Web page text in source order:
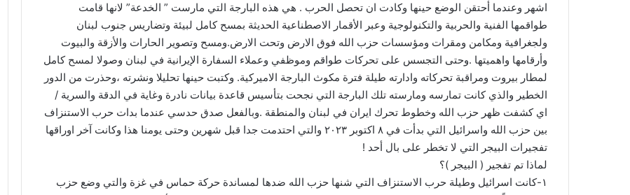
اشهر وعندما أحتقن الوضع حينها وكادت ان تحصل الحرب . هي هذه البارجة التي مارست ” الخدعة” لانها قامت
طواقمها الفنية والحربية والتكنولوجية وعبر الأقمار الاصطناعية الحديثة بمسح كامل لبيئة وتضاريس جنوب لبنان
ولجغرافية ومكامن ومقرات ومؤسسات حزب الله فوق الارض وتحت الارض.ومسح وتصوير الحارات والأزقة والبيوت
وأرقامها واهميتها .وحتى التجسس على تحركات طواقم وموظفي وعملاء السفارة الإيرانية في لبنان وصولا لمسح كامل
لمطار بيروت ومراقبة تحركاته وادارته طيلة فترة مكوث البارجة الاميركية. وكتبت حينها تحليلا ونشرته ،وحذرت من الدور
الخطير والذي كانت تمارسه ومارسته تلك البارجة التي نجحت بتأسيس قاعدة بيانات نادرة وغاية في الدقة والسرية /
اي كشفت ظهر حزب الله وخطوط تحرك ايران في لبنان والمنطقة .وبالفعل صدق حدسي عندما بدات حرب الاستنزاف
بين حزب الله واسرائيل التي بدأت في ٨ اكتوبر ٢٠٢٣ والتي احتدمت جدا قبل شهرين وحتى يومنا هذا وكانت آخر اوراقها
تفجيرات البيجر التي لا تخطر على بال أحد !
لماذا تم تفجير ( البيجر )؟
١-كانت اسرائيل وطيلة حرب الاستنزاف التي شنها حزب الله ضدها لمساندة حركة حماس في غزة والتي وضع حزب